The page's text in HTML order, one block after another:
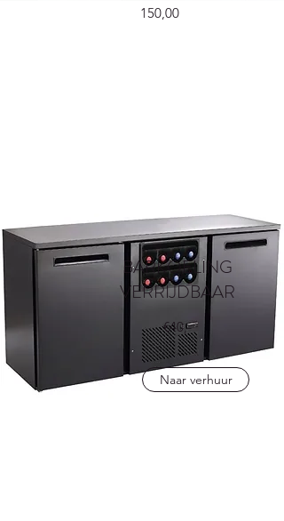
150,00
BARKOELING
VERRIJDBAAR
€40,-
Naar verhuur